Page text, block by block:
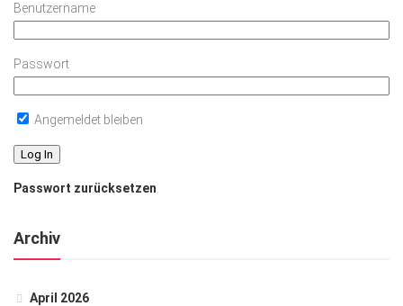
Benutzername
Passwort
Angemeldet bleiben
Passwort zurücksetzen
Archiv
April 2026